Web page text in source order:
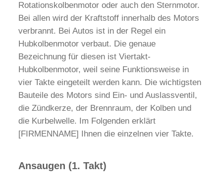
Rotationskolbenmotor oder auch den Sternmotor.
Bei allen wird der Kraftstoff innerhalb des Motors
verbrannt. Bei Autos ist in der Regel ein
Hubkolbenmotor verbaut. Die genaue
Bezeichnung für diesen ist Viertakt-
Hubkolbenmotor, weil seine Funktionsweise in
vier Takte eingeteilt werden kann. Die wichtigsten
Bauteile des Motors sind Ein- und Auslassventil,
die Zündkerze, der Brennraum, der Kolben und
die Kurbelwelle. Im Folgenden erklärt
[FIRMENNAME] Ihnen die einzelnen vier Takte.
Ansaugen (1. Takt)